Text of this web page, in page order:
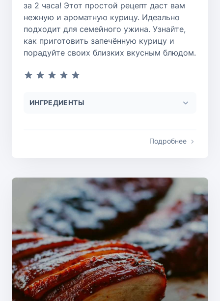
за 2 часа! Этот простой рецепт даст вам
нежную и ароматную курицу. Идеально
подходит для семейного ужина. Узнайте,
как приготовить запечённую курицу и
порадуйте своих близких вкусным блюдом.
ИНГРЕДИЕНТЫ
Подробнее